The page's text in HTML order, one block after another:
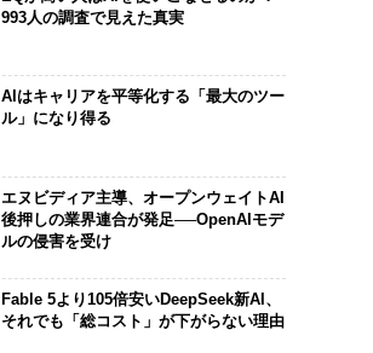
993人の調査で見えた真実
AIはキャリアを平等化する「最大のツー
ル」になり得る
エヌビディア主導、オープンウェイトAI
後押しの業界連合が発足──OpenAIモデ
ルの侵害を受け
Fable 5より105倍安いDeepSeek新AI、
それでも「総コスト」が下がらない理由